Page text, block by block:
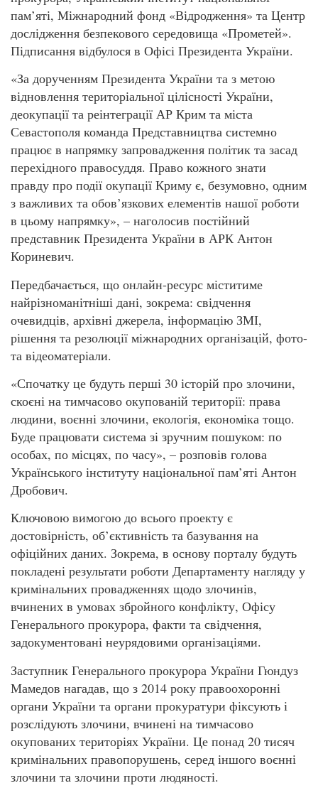
пам’яті, Міжнародний фонд «Відродження» та Центр
дослідження безпекового середовища «Прометей».
Підписання відбулося в Офісі Президента України.
«За дорученням Президента України та з метою
відновлення територіальної цілісності України,
деокупації та реінтеграції АР Крим та міста
Севастополя команда Представництва системно
працює в напрямку запровадження політик та засад
перехідного правосуддя. Право кожного знати
правду про події окупації Криму є, безумовно, одним
з важливих та обов’язкових елементів нашої роботи
в цьому напрямку», – наголосив постійний
представник Президента України в АРК Антон
Кориневич.
Передбачається, що онлайн-ресурс міститиме
найрізноманітніші дані, зокрема: свідчення
очевидців, архівні джерела, інформацію ЗМІ,
рішення та резолюції міжнародних організацій, фото-
та відеоматеріали.
«Спочатку це будуть перші 30 історій про злочини,
скоєні на тимчасово окупованій території: права
людини, воєнні злочини, екологія, економіка тощо.
Буде працювати система зі зручним пошуком: по
особах, по місцях, по часу», – розповів голова
Українського інституту національної пам’яті Антон
Дробович.
Ключовою вимогою до всього проекту є
достовірність, об’єктивність та базування на
офіційних даних. Зокрема, в основу порталу будуть
покладені результати роботи Департаменту нагляду у
кримінальних провадженнях щодо злочинів,
вчинених в умовах збройного конфлікту, Офісу
Генерального прокурора, факти та свідчення,
задокументовані неурядовими організаціями.
Заступник Генерального прокурора України Гюндуз
Мамедов нагадав, що з 2014 року правоохоронні
органи України та органи прокуратури фіксують і
розслідують злочини, вчинені на тимчасово
окупованих територіях України. Це понад 20 тисяч
кримінальних правопорушень, серед іншого воєнні
злочини та злочини проти людяності.